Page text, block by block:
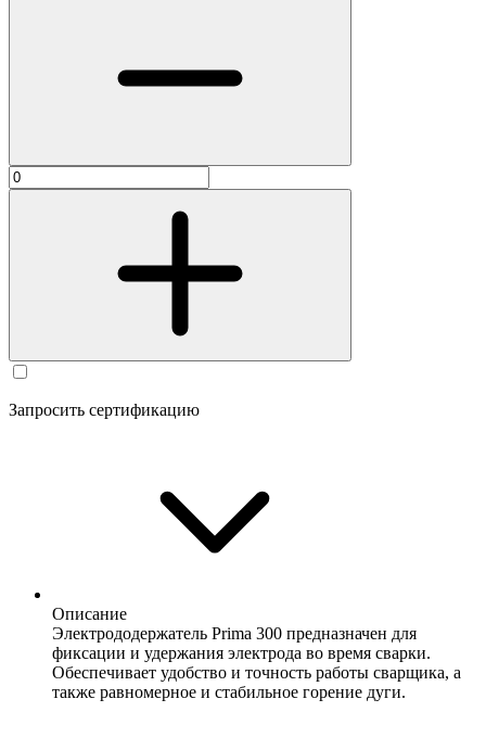
Запросить сертификацию
Описание
Электрододержатель Prima 300 предназначен для
фиксации и удержания электрода во время сварки.
Обеспечивает удобство и точность работы сварщика, а
также равномерное и стабильное горение дуги.